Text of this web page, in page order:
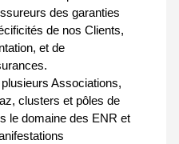
des garanties
de nos Clients,
et de
Associations,
clusters et pôles de
le domaine des ENR et